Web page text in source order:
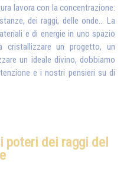
lavora con la concentrazione:
dei raggi, delle onde… La
e di energie in uno spazio
un progetto, un
un ideale divino, dobbiamo
e i nostri pensieri su di
poteri dei raggi del